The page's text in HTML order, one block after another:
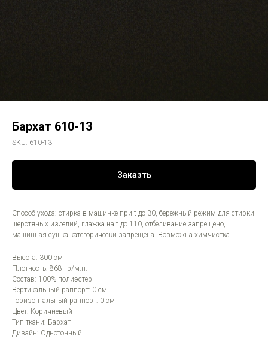
Бархат 610-13
SKU: 610-13
Заказть
Способ ухода: стирка в машинке при t до 30, бережный режим для стирки
шерстяных изделий, глажка на t до 110, отбеливание запрещено,
машинная сушка категорически запрещена. Возможна химчистка.
Высота: 300 см
Плотность: 868 гр/м.п.
Состав: 100% полиэстер
Вертикальный раппорт: 0 см
Горизонтальный раппорт: 0 см
Цвет: Коричневый
Тип ткани: Бархат
Дизайн: Однотонный